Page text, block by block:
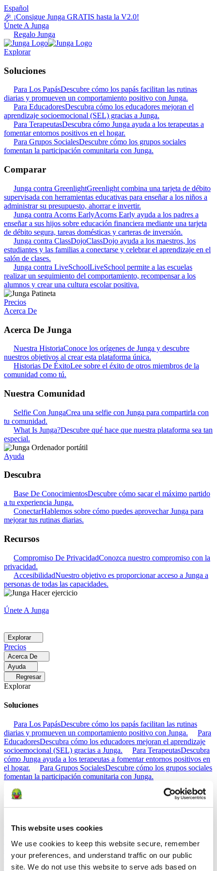
This website uses cookies
We use cookies to keep this website secure, remember
your preferences, and understand traffic on our public
site. We do not use this website to serve ads based on
Español
🎉 ¡Consigue Junga GRATIS hasta la V2.0!
Únete A Junga
Regalo Junga
Explorar
Soluciones
Para Los PapásDescubre cómo los papás facilitan las rutinas
diarias y promueven un comportamiento positivo con Junga.
Para EducadoresDescubra cómo los educadores mejoran el
aprendizaje socioemocional (SEL) gracias a Junga.
Para TerapeutasDescubra cómo Junga ayuda a los terapeutas a
fomentar entornos positivos en el hogar.
Para Grupos SocialesDescubre cómo los grupos sociales
fomentan la participación comunitaria con Junga.
Comparar
Junga contra GreenlightGreenlight combina una tarjeta de débito
supervisada con herramientas educativas para enseñar a los niños a
administrar su presupuesto, ahorrar e invertir.
Junga contra Acorns EarlyAcorns Early ayuda a los padres a
enseñar a sus hijos sobre educación financiera mediante una tarjeta
de débito segura, tareas domésticas y carteras de inversión.
Junga contra ClassDojoClassDojo ayuda a los maestros, los
estudiantes y las familias a conectarse y celebrar el aprendizaje en el
salón de clases.
Junga contra LiveSchoolLiveSchool permite a las escuelas
realizar un seguimiento del comportamiento, recompensar a los
alumnos y crear una cultura escolar positiva.
Precios
Acerca De
Acerca De Junga
Nuestra HistoriaConoce los orígenes de Junga y descubre
nuestros objetivos al crear esta plataforma única.
Historias De ÉxitoLee sobre el éxito de otros miembros de la
comunidad como tú.
Nuestra Comunidad
Selfie Con JungaCrea una selfie con Junga para compartirla con
tu comunidad.
What Is Junga?Descubre qué hace que nuestra plataforma sea tan
especial.
Ayuda
Descubra
Base De ConocimientosDescubre cómo sacar el máximo partido
a tu experiencia Junga.
ConectarHablemos sobre cómo puedes aprovechar Junga para
mejorar tus rutinas diarias.
Recursos
Compromiso De PrivacidadConozca nuestro compromiso con la
privacidad.
AccesibilidadNuestro objetivo es proporcionar acceso a Junga a
personas de todas las capacidades.
Únete A Junga
Explorar
Precios
Acerca De
Ayuda
Regresar
Explorar
Soluciones
Para Los PapásDescubre cómo los papás facilitan las rutinas
diarias y promueven un comportamiento positivo con Junga.
Para
EducadoresDescubra cómo los educadores mejoran el aprendizaje
socioemocional (SEL) gracias a Junga.
Para TerapeutasDescubra
cómo Junga ayuda a los terapeutas a fomentar entornos positivos en
el hogar.
Para Grupos SocialesDescubre cómo los grupos sociales
fomentan la participación comunitaria con Junga.
Comparar
supervisada con herramientas educativas para enseñar a los niños a
administrar su presupuesto, ahorrar e invertir.
EarlyAcorns Early ayuda a los padres a enseñar a sus hijos sobre
educación financiera mediante una tarjeta de débito segura, tareas
domésticas y carteras de inversión.
Junga contra
ClassDojoClassDojo ayuda a los maestros, los estudiantes y las